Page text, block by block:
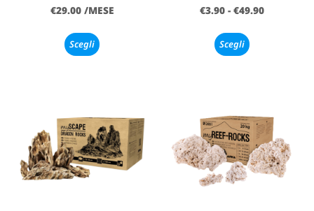
€29.00 /MESE
Scegli
€3.90 - €49.90
Scegli